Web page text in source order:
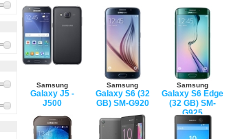
Samsung
Galaxy J5 -
J500
Samsung
Galaxy S6 (32
GB) SM-G920
Samsung
Galaxy S6 Edge
(32 GB) SM-
G925